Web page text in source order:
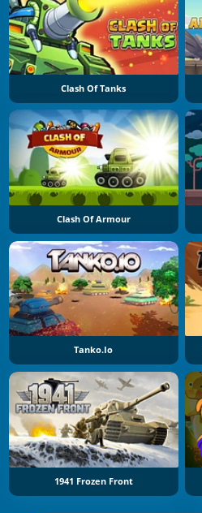
Clash Of Tanks
Clash Of Armour
Tanko.io
1941 Frozen Front